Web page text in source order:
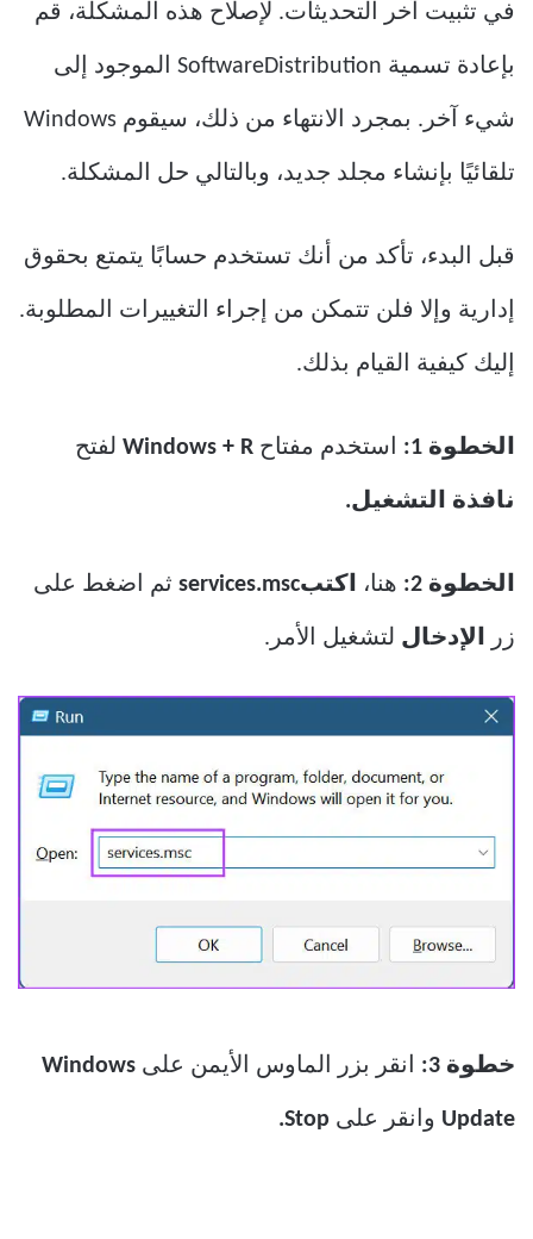
في تثبيت آخر التحديثات. لإصلاح هذه المشكلة، قم
بإعادة تسمية SoftwareDistribution الموجود إلى
شيء آخر. بمجرد الانتهاء من ذلك، سيقوم Windows
تلقائيًا بإنشاء مجلد جديد، وبالتالي حل المشكلة.
قبل البدء، تأكد من أنك تستخدم حسابًا يتمتع بحقوق
إدارية وإلا فلن تتمكن من إجراء التغييرات المطلوبة.
إليك كيفية القيام بذلك.
الخطوة 1: استخدم مفتاح Windows + R لفتح
نافذة التشغيل.
الخطوة 2: هنا، اكتبservices.msc ثم اضغط على
زر الإدخال لتشغيل الأمر.
خطوة 3: انقر بزر الماوس الأيمن على Windows
Update وانقر على Stop.